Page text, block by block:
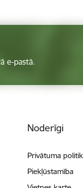
e-pastā.
Noderīgi
Privātuma
Piekļūstamība